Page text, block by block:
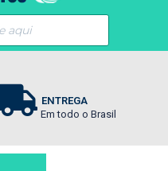
ENTREGA
Em todo o Brasil